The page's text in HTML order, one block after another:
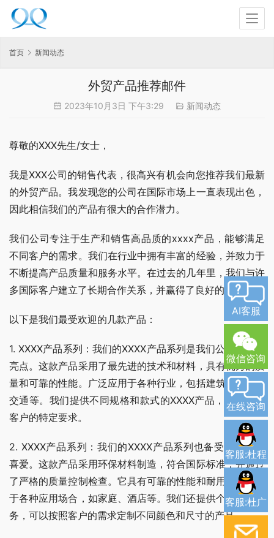
首页 新闻动态
外贸产品推荐邮件
2023年10月3日 下午3:29 新闻动态
尊敬的XXX先生/女士，
我是XXX公司的销售代表，很高兴有机会向您推荐我们最新
的外贸产品。我发现您的公司在国际市场上一直表现出色，
因此相信我们的产品有很大的合作潜力。
我们公司专注于生产和销售高品质的xxxx产品，能够满足
不同客户的需求。我们在行业中拥有丰富的经验，并致力于
不断提高产品质量和服务水平。在过去的几年里，我们与许
多国际客户建立了长期合作关系，并赢得了良好的声誉。
以下是我们最受欢迎的几款产品：
1. XXXX产品系列：我们的XXXX产品系列是我们公司的一大
亮点。这款产品采用了最先进的技术和材料，具有优秀的质
量和可靠的性能。广泛应用于各种行业，包括建筑、医疗、
交通等。我们提供不同规格和款式的XXXX产品，可以满足
客户的特定要求。
2. XXXX产品系列：我们的XXXX产品系列也备受客户们的
喜爱。这款产品采用环保材料制造，符合国际标准，并通过
了严格的质量控制检查。它具有可靠的性能和耐用性，可用
于各种应用场合，如家庭、酒店等。我们还提供个性化的服
务，可以按照客户的需求定制不同颜色和尺寸的产品。
AI客服
微信咨询
在线咨询
客服:杜程
客服:杜广